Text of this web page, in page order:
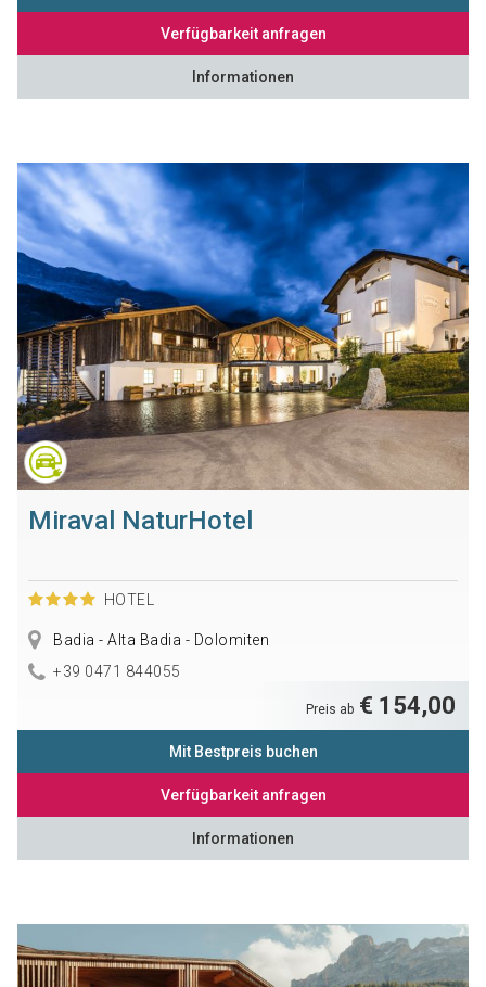
Verfügbarkeit anfragen
Informationen
Miraval NaturHotel
HOTEL
Badia - Alta Badia - Dolomiten
+39 0471 844055
Preis ab € 154,00
Mit Bestpreis buchen
Verfügbarkeit anfragen
Informationen